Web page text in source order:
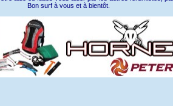
Bon surf à vous et à bientôt.